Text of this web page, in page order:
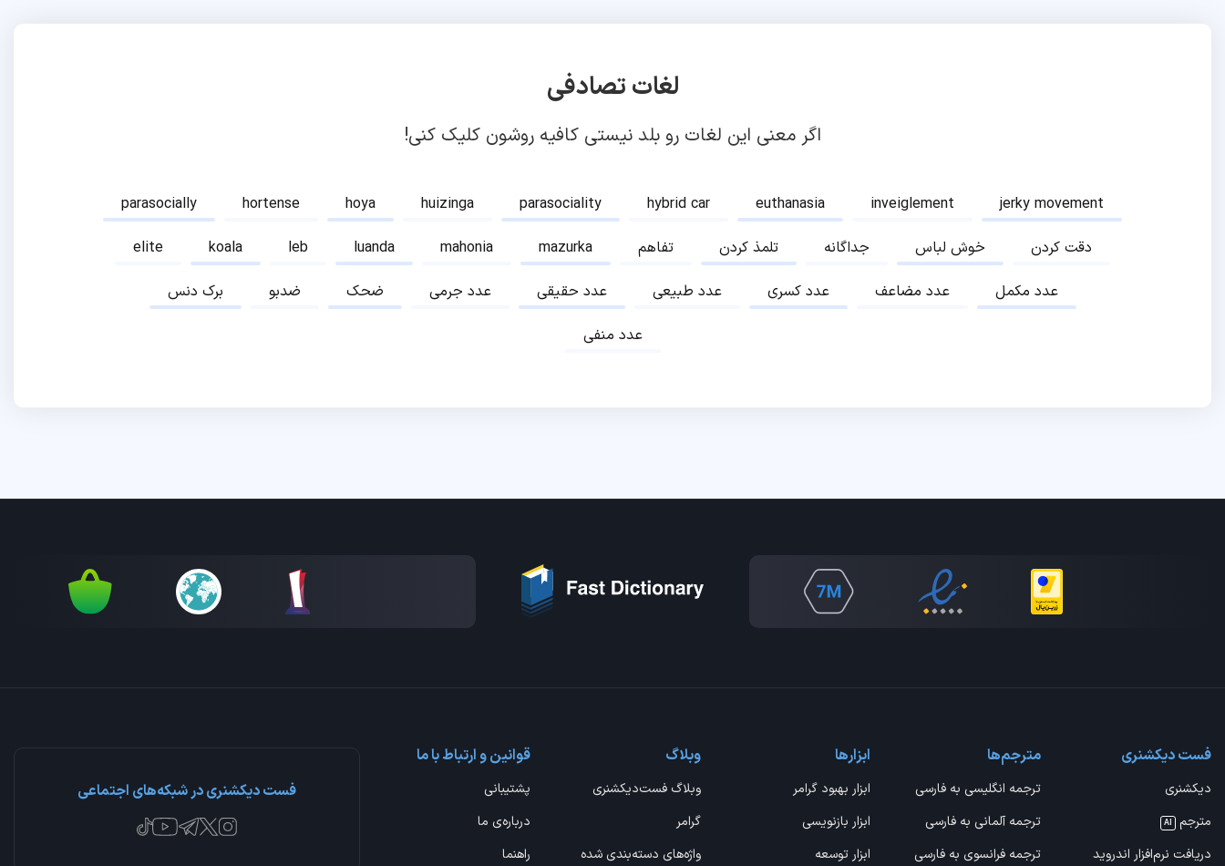
لغات تصادفی
اگر معنی این لغات رو بلد نیستی کافیه روشون کلیک کنی!
parasocially hortense hoya huizinga parasociality hybrid car euthanasia inveiglement
jerky movement
elite
koala leb luanda mahonia mazurka تفاهم تلمذ کردن جداگانه خوش لباس
دقت کردن
برک دنس
ضدبو ضحک عدد جرمی عدد حقیقی عدد طبیعی عدد کسری عدد مضاعف
عدد مکمل
عدد منفی
فست دیکشنری
دیکشنری
مترجم
AI
دریافت نرم‌افزار اندروید
مترجم‌ها
ترجمه انگلیسی به فارسی
ترجمه آلمانی به فارسی
ترجمه فرانسوی به فارسی
ابزارها
ابزار بهبود گرامر
ابزار بازنویسی
ابزار توسعه
وبلاگ
وبلاگ فست‌دیکشنری
گرامر
واژه‌های دسته‌بندی شده
قوانین و ارتباط با ما
پشتیبانی
درباره‌ی ما
راهنما
فست دیکشنری در شبکه‌های اجتماعی